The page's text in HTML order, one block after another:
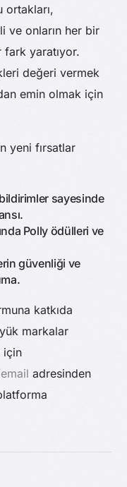
ortakları,
ve onların her bir
yaratıyor.
değeri vermek
emin olmak için
yeni fırsatlar
sayesinde
Polly ödülleri ve
güvenliği ve
katkıda
markalar
için
adresinden